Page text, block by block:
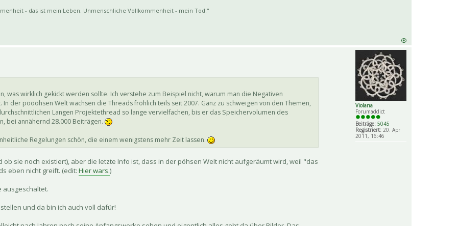
- das ist mein Leben. Unmenschliche Vollkommenheit - mein Tod."
Violana
Forumaddict
Beiträge: 5045
Registriert: 20. Apr
2011, 16:46
was wirklich gekickt werden sollte. Ich verstehe zum Beispiel nicht, warum man die Negativen
der pöööhsen Welt wachsen die Threads fröhlich teils seit 2007. Ganz zu schweigen von den Themen,
Langen Projektethread so lange vervielfachen, bis er das Speichervolumen des
bei annähernd 28.000 Beiträgen.
Regelungen schön, die einem wenigstens mehr Zeit lassen.
ob sie noch existiert), aber die letzte Info ist, dass in der pöhsen Welt nicht aufgeräumt wird, weil "das
eben nicht greift. (edit: Hier wars.)
ausgeschaltet.
und da bin ich auch voll dafür!